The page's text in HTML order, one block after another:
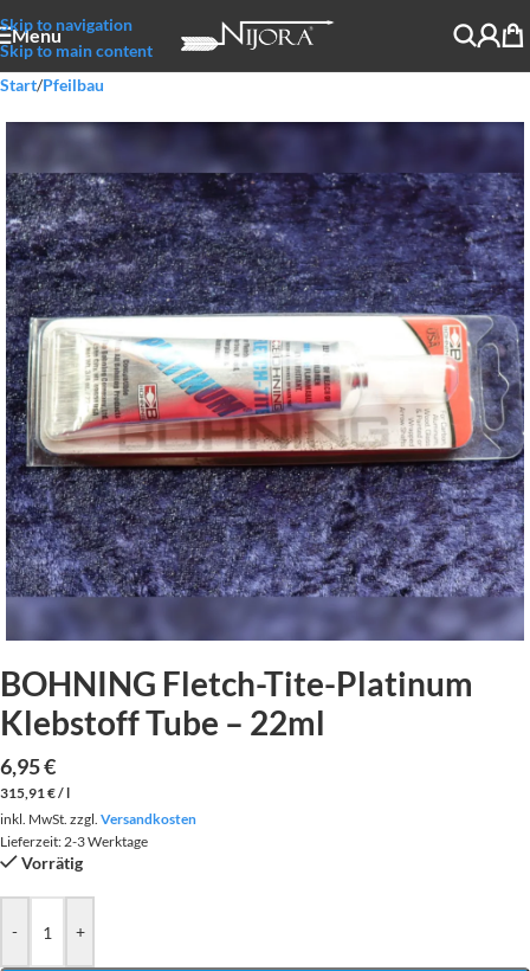
Skip to navigation
Skip to main content
Menu
Start/Pfeilbau
BOHNING Fletch-Tite-Platinum
Klebstoff Tube – 22ml
6,95€
315,91€/ l
inkl. MwSt. zzgl. Versandkosten
Lieferzeit:2-3 Werktage
Vorrätig
- +